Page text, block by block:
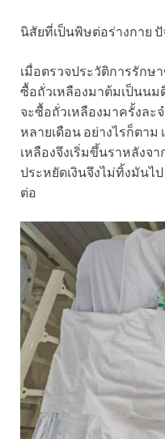
นิสัยที่เป็นพิษต่อร่างกาย ปั
เมื่อตรวจประวัติการรัก
ซื้อถั่วเหลืองมาต้มเป็นนม
จะซื้อถั่วเหลืองมาครั้งละ
หลายเดือน อย่างไรก็ตาม
เหลืองจึงเริ่มขึ้นราหลังจา
ประหยัดเงินจึงไม่ทิ้งมันไ
ต่อ